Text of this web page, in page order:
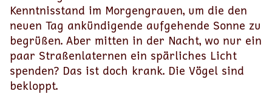
Kenntnisstand im Morgengrauen, um die den
neuen Tag ankündigende aufgehende Sonne zu
begrüßen. Aber mitten in der Nacht, wo nur ein
paar Straßenlaternen ein spärliches Licht
spenden? Das ist doch krank. Die Vögel sind
bekloppt.